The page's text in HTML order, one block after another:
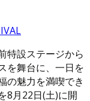
特設ステージから
を舞台に、一日を
の魅力を満喫でき
8月22日(土)に開